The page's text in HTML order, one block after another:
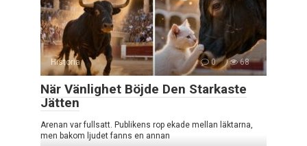
Historia 0 68
När Vänlighet Böjde Den Starkaste
Jätten
Arenan var fullsatt. Publikens rop ekade mellan läktarna,
men bakom ljudet fanns en annan